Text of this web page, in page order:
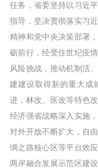
任务，省委坚持以习近
指导，坚决贯彻落实习
精神和党中央决策部署
砺前行，经受住世纪疫
风险挑战，推动机制活
建建设取得新的重大成
进，林改、医改等特色
经济强省战略深入实施
对外开放不断扩大，自
绸之路核心区等平台效
两岸融合发展示范区建